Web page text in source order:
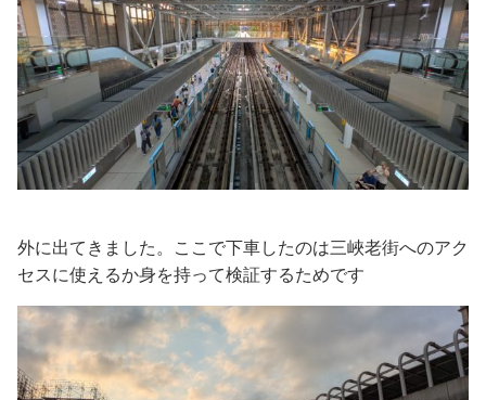
外に出てきました。ここで下車したのは三峽老街へのアク
セスに使えるか身を持って検証するためです